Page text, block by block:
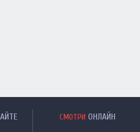
СМОТРИ ОНЛАЙН